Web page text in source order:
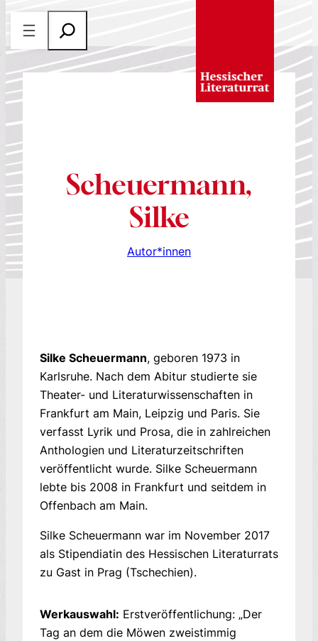
Zum
Inhalt
springen
h
Scheuermann,
Silke
Autor*innen
Silke Scheuermann, geboren 1973 in
Karlsruhe. Nach dem Abitur studierte sie
Theater- und Literaturwissenschaften in
Frankfurt am Main, Leipzig und Paris. Sie
verfasst Lyrik und Prosa, die in zahlreichen
Anthologien und Literaturzeitschriften
veröffentlicht wurde. Silke Scheuermann
lebte bis 2008 in Frankfurt und seitdem in
Offenbach am Main.
Silke Scheuermann war im November 2017
als Stipendiatin des Hessischen Literaturrats
zu Gast in Prag (Tschechien).
Werkauswahl: Erstveröffentlichung: „Der
Tag an dem die Möwen zweistimmig